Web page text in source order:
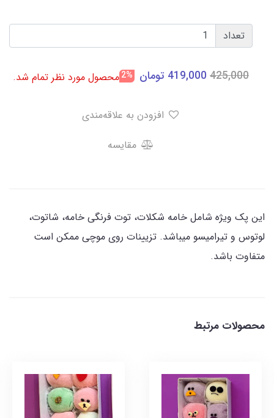
تعداد
425,000
419,000 تومان 2%محصول مورد نظر تمام شد.
مقایسه
این پک ویژه شامل خامه شکلات، توت فرنگی خامه، شاتوت،
لوتوس و تیرامیسو میباشد. تزیینات روی موچی ممکن است
متفاوت باشد.
محصولات مرتبط